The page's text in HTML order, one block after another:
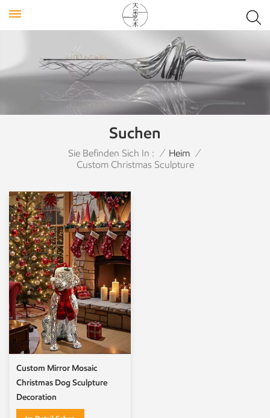
Suchen
Sie Befinden Sich In : / Heim /
Custom Christmas Sculpture
Custom Mirror Mosaic
Christmas Dog Sculpture
Decoration